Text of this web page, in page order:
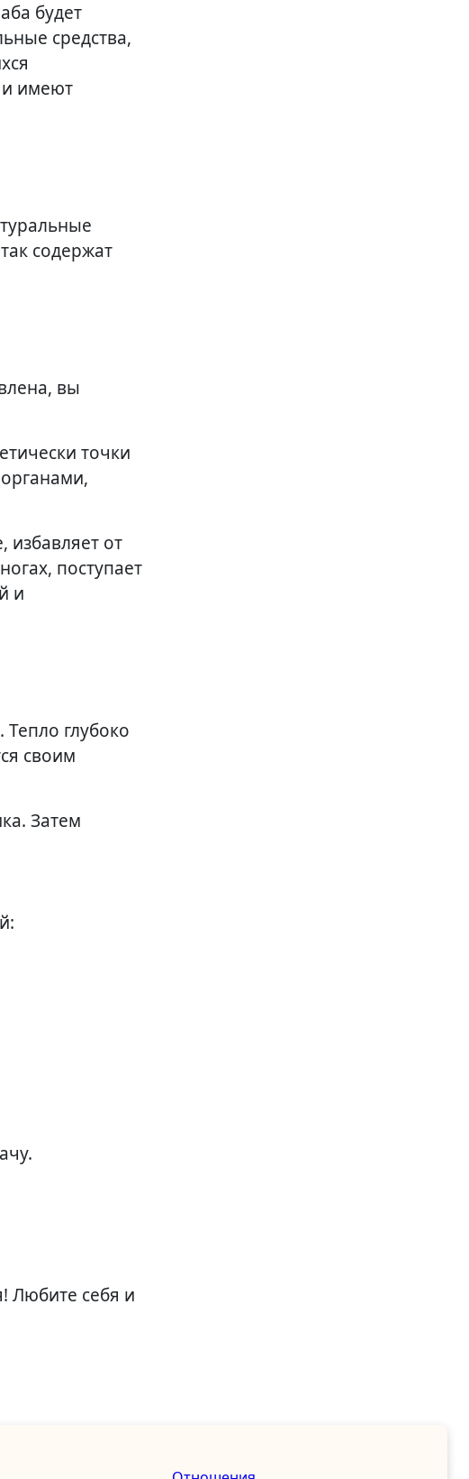
будет
средства,
и имеют
содержат
вы
точки
от
поступает
и
глубоко
своим
Затем
Любите себя и